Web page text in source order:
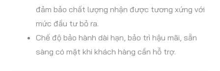
đảm bảo chất lượng nhận được tương xứng với
mức đầu tư bỏ ra.
Chế độ bảo hành dài hạn, bảo trì hậu mãi, sẵn
sàng có mặt khi khách hàng cần hỗ trợ.